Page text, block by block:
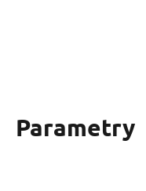
Parametry